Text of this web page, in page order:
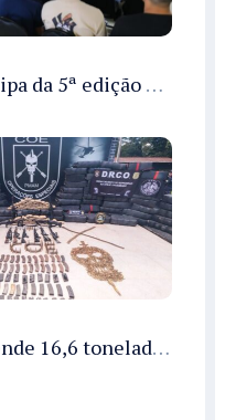
Sejusc participa da 5ª edição do Caminhos Literários com foco na cultura hip-hop nas unidades socioeducativas
PMAM apreende 16,6 toneladas de entorpecentes e registra aumento nas prisões em flagrante e nas capturas de foragidos no primeiro semestre de 2026